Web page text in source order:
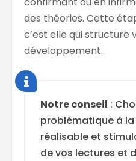
des théories. Cette
c’est elle qui
développement.
Notre conseil :
problématique à
réalisable et
de vos lectures et